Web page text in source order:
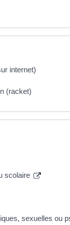
internet)
(racket)
scolaire
sexuelles ou